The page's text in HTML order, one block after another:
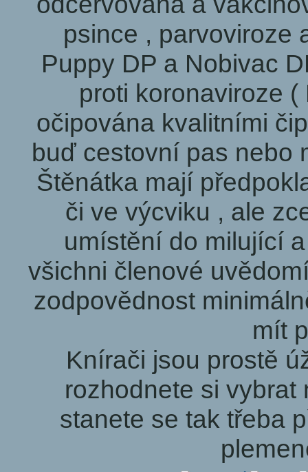
psince , parvoviroze
Puppy DP a Nobivac
proti koronaviroze
očipována kvalitními
buď cestovní pas nebo
Štěnátka mají
či ve výcviku , ale
umístění do milující
všichni členové
zodpovědnost
mít
Knírači jsou prostě
rozhodnete si vybrat
stanete se tak třeba